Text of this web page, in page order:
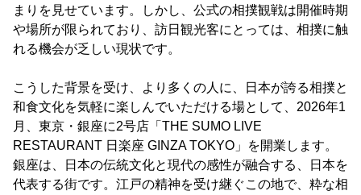
まりを見せています。しかし、公式の相撲観戦は開催時期
や場所が限られており、訪日観光客にとっては、相撲に触
れる機会が乏しい現状です。
こうした背景を受け、より多くの人に、日本が誇る相撲と
和食文化を気軽に楽しんでいただける場として、2026年1
月、東京・銀座に2号店「THE SUMO LIVE
RESTAURANT 日楽座 GINZA TOKYO」を開業します。
銀座は、日本の伝統文化と現代の感性が融合する、日本を
代表する街です。江戸の精神を受け継ぐこの地で、粋な相